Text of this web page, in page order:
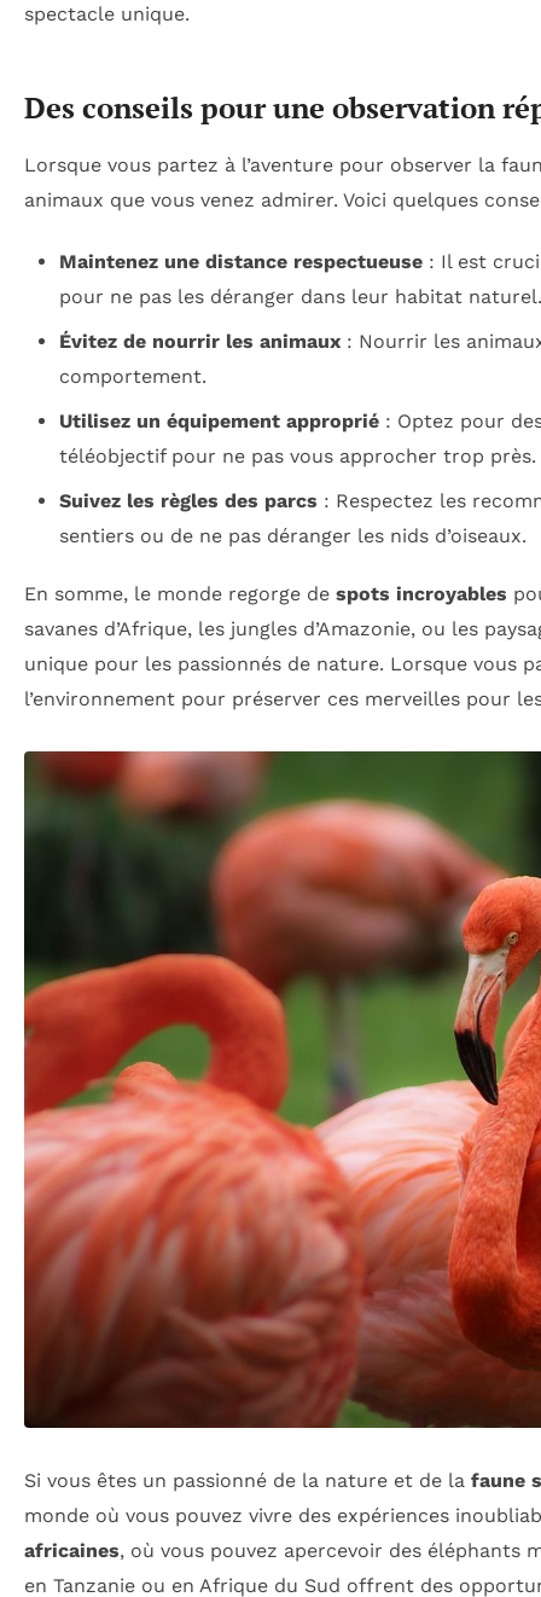
spectacle unique.
Des conseils pour une observation
Lorsque vous partez à l’aventure pour observer la
animaux que vous venez admirer. Voici quelques
Maintenez une distance respectueuse: Il est
pour ne pas les déranger dans leur habitat naturel.
Évitez de nourrir les animaux: Nourrir les
comportement.
Utilisez un équipement approprié: Optez pour
téléobjectif pour ne pas vous approcher trop près.
Suivez les règles des parcs : Respectez les
sentiers ou de ne pas déranger les nids d’oiseaux.
En somme, le monde regorge de spots incroyables
savanes d’Afrique, les jungles d’Amazonie, ou les
unique pour les passionnés de nature. Lorsque vous
l’environnement pour préserver ces merveilles pour
Si vous êtes un passionné de la nature et de la faune
monde où vous pouvez vivre des expériences
africaines, où vous pouvez apercevoir des éléphants
en Tanzanie ou en Afrique du Sud offrent des